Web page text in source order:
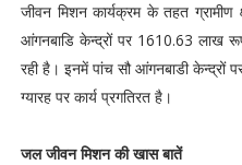
जीवन मिशन कार्यक्रम के तहत ग्रामीण
आंगनबाडि केन्‍द्रों पर 1610.63 लाख
रही है। इनमें पांच सौ आंगनबाडी केन्‍द्रों
ग्‍यारह पर कार्य प्रगतिरत है।
जल जीवन मिशन की खास बातें